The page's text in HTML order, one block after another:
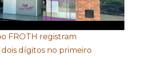
FROTH registram
dígitos no primeiro